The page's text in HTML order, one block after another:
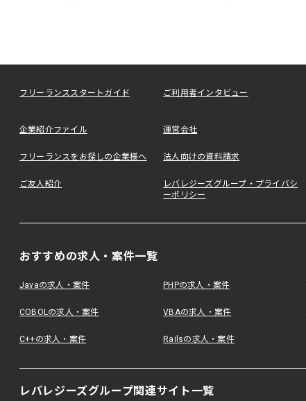
フリーランススタートガイド ご利用者インタビュー
企業紹介ファイル 運営会社
フリーランスをお探しの企業様へ 法人向けの資料請求
ご友人紹介
レバレジーズグループ・プライバシ
ーポリシー
おすすめの求人・案件一覧
Javaの求人・案件 PHPの求人・案件
COBOLの求人・案件 VBAの求人・案件
C++の求人・案件 Railsの求人・案件
レバレジーズグループ関連サイト一覧